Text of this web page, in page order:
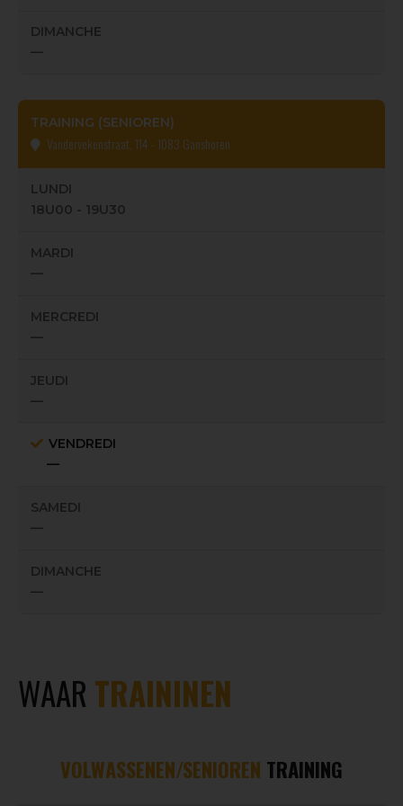
DIMANCHE
—
TRAINING (SENIOREN)
Vandervekenstraat, 114 - 1083 Ganshoren
LUNDI
18U00 - 19U30
MARDI
—
MERCREDI
—
JEUDI
—
VENDREDI
—
SAMEDI
—
DIMANCHE
—
WAAR TRAININEN
VOLWASSENEN/SENIOREN TRAINING